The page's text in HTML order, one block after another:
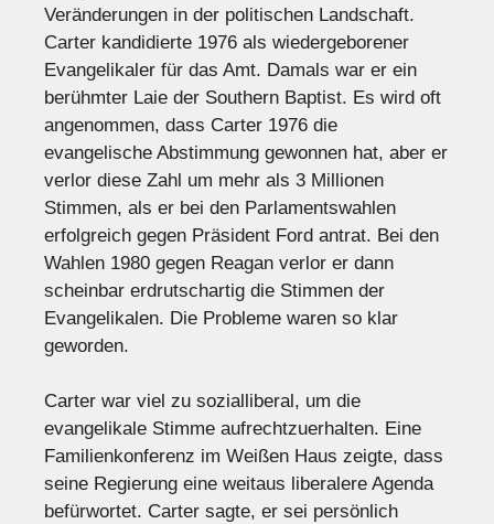
Veränderungen in der politischen Landschaft.
Carter kandidierte 1976 als wiedergeborener
Evangelikaler für das Amt. Damals war er ein
berühmter Laie der Southern Baptist. Es wird oft
angenommen, dass Carter 1976 die
evangelische Abstimmung gewonnen hat, aber er
verlor diese Zahl um mehr als 3 Millionen
Stimmen, als er bei den Parlamentswahlen
erfolgreich gegen Präsident Ford antrat. Bei den
Wahlen 1980 gegen Reagan verlor er dann
scheinbar erdrutschartig die Stimmen der
Evangelikalen. Die Probleme waren so klar
geworden.
Carter war viel zu sozialliberal, um die
evangelikale Stimme aufrechtzuerhalten. Eine
Familienkonferenz im Weißen Haus zeigte, dass
seine Regierung eine weitaus liberalere Agenda
befürwortet. Carter sagte, er sei persönlich